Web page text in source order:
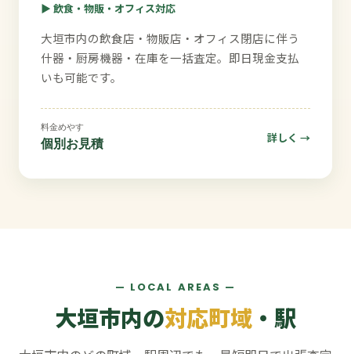
▶ 飲食・物販・オフィス対応
大垣市内の飲食店・物販店・オフィス閉店に伴う
什器・厨房機器・在庫を一括査定。即日現金支払
いも可能です。
料金めやす
個別お見積 詳しく →
— LOCAL AREAS —
大垣市内の対応町域 ・駅